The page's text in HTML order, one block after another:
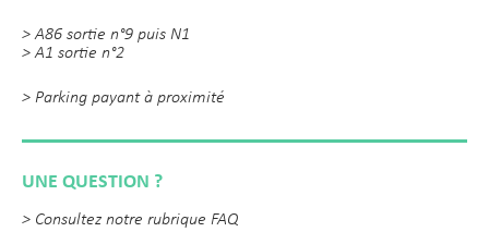
> A86 sortie n°9 puis N1
> A1 sortie n°2
> Parking payant à proximité
UNE QUESTION ?
> Consultez notre rubrique FAQ